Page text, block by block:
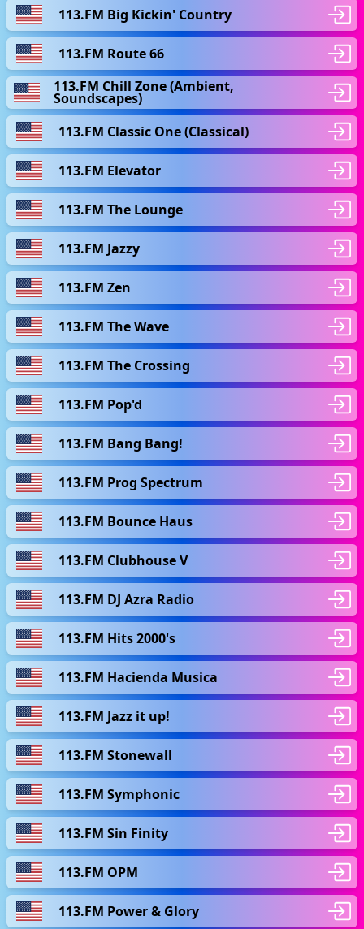
113.FM Big Kickin' Country
113.FM Route 66
113.FM Chill Zone (Ambient,
Soundscapes)
113.FM Classic One (Classical)
113.FM Elevator
113.FM The Lounge
113.FM Jazzy
113.FM Zen
113.FM The Wave
113.FM The Crossing
113.FM Pop'd
113.FM Bang Bang!
113.FM Prog Spectrum
113.FM Bounce Haus
113.FM Clubhouse V
113.FM DJ Azra Radio
113.FM Hits 2000's
113.FM Hacienda Musica
113.FM Jazz it up!
113.FM Stonewall
113.FM Symphonic
113.FM Sin Finity
113.FM OPM
113.FM Power & Glory